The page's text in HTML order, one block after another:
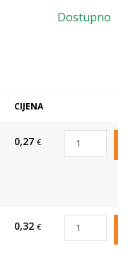
Dostupno
CIJENA
0,27 €
0,32 €